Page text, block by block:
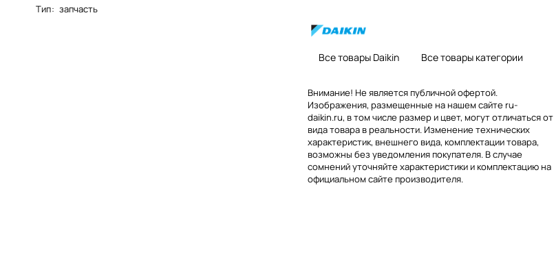
Тип: запчасть
Все товары Daikin Все товары категории
Внимание! Не является публичной офертой.
Изображения, размещенные на нашем сайте ru-
daikin.ru, в том числе размер и цвет, могут отличаться от
вида товара в реальности. Изменение технических
характеристик, внешнего вида, комплектации товара,
возможны без уведомления покупателя. В случае
сомнений уточняйте характеристики и комплектацию на
официальном сайте производителя.